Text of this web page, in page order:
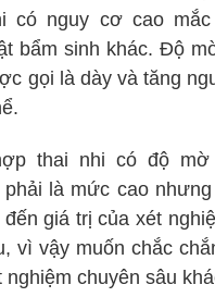
có nguy cơ cao
bẩm sinh khác. Độ
gọi là dày và tăng
thai nhi có độ
là mức cao
giá trị của xét
vì vậy muốn chắc
nghiệm chuyên sâu